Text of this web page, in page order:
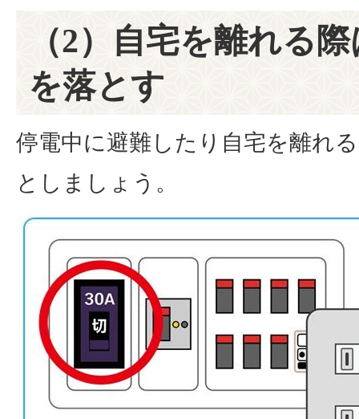
（2）自宅を離れる
を落とす
停電中に避難したり自宅を離れ
としましょう。